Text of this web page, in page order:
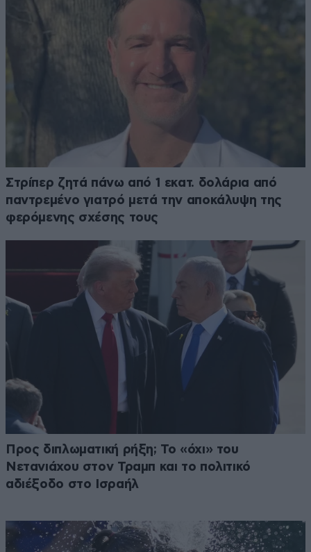
Στρίπερ ζητά πάνω από 1 εκατ. δολάρια από
παντρεμένο γιατρό μετά την αποκάλυψη της
φερόμενης σχέσης τους
Προς διπλωματική ρήξη; Το «όχι» του
Νετανιάχου στον Τραμπ και το πολιτικό
αδιέξοδο στο Ισραήλ